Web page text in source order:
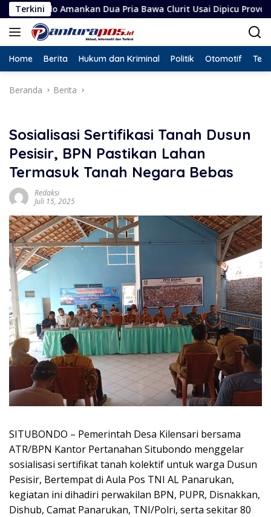
Langsung
ke
konten
Terkini
Dua Pria Bawa Clurit Usai Dipicu Provokasi di Media Sosia
Home Berita Hukum dan Kriminal Politik Otomotif
Beranda Berita
Sosialisasi Sertifikasi Tanah Dusun
Pesisir, BPN Pastikan Lahan
Termasuk Tanah Negara Bebas
Redaksi
Juli 15, 2025
SITUBONDO – Pemerintah Desa Kilensari bersama
ATR/BPN Kantor Pertanahan Situbondo menggelar
sosialisasi sertifikat tanah kolektif untuk warga Dusun
Pesisir, Bertempat di Aula Pos TNI AL Panarukan,
kegiatan ini dihadiri perwakilan BPN, PUPR, Disnakkan,
Dishub, Camat Panarukan, TNI/Polri, serta sekitar 80